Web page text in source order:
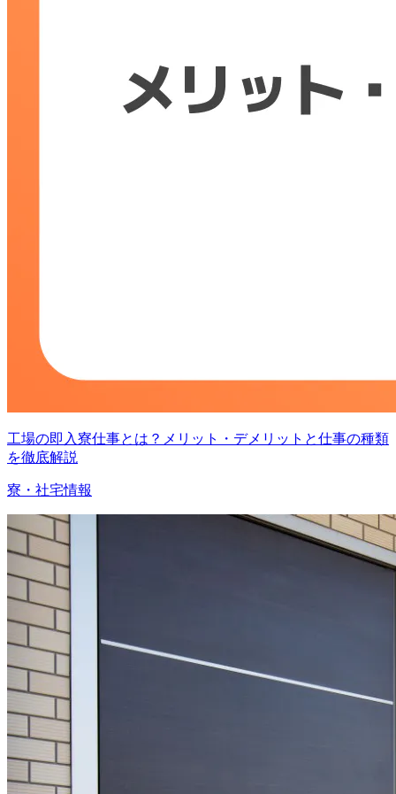
工場の即入寮仕事とは？メリット・デメリットと仕事の種類
を徹底解説
寮・社宅情報